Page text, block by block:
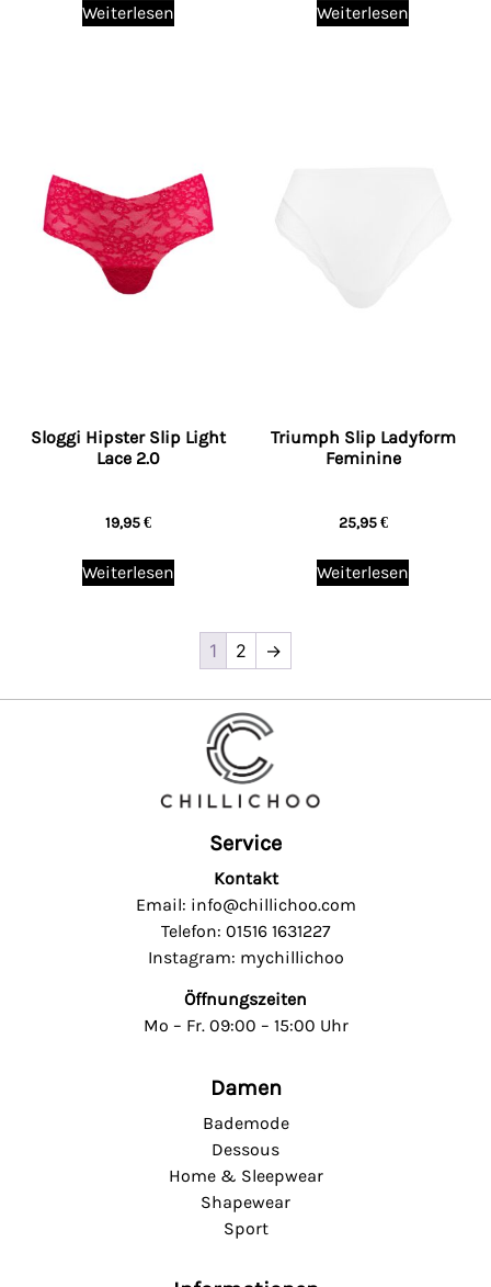
Weiterlesen Weiterlesen
Sloggi Hipster Slip Light
Lace 2.0
19,95€
Weiterlesen
Triumph Slip Ladyform
Feminine
25,95€
Weiterlesen
1 2 →
Service
Kontakt
Email: info@chillichoo.com
Telefon: 01516 1631227
Instagram: mychillichoo
Öffnungszeiten
Mo – Fr. 09:00 – 15:00 Uhr
Damen
Bademode
Dessous
Home & Sleepwear
Shapewear
Sport